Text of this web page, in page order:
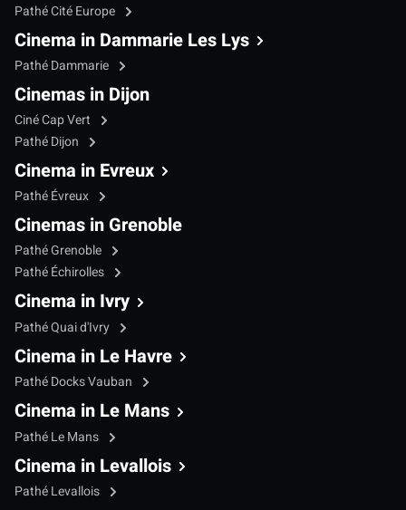
Pathé Cité Europe
Cinema in Dammarie Les Lys
Pathé Dammarie
Cinemas in Dijon
Ciné Cap Vert
Pathé Dijon
Cinema in Evreux
Pathé Évreux
Cinemas in Grenoble
Pathé Grenoble
Pathé Échirolles
Cinema in Ivry
Pathé Quai d'Ivry
Cinema in Le Havre
Pathé Docks Vauban
Cinema in Le Mans
Pathé Le Mans
Cinema in Levallois
Pathé Levallois